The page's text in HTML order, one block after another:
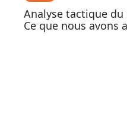
Analyse tactique du
Ce que nous avons